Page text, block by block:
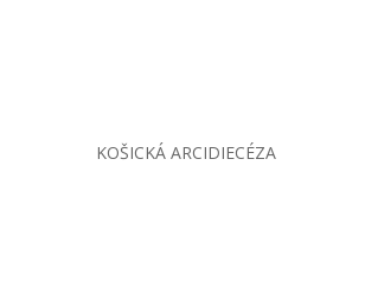
KOŠICKÁ ARCIDIECÉZA